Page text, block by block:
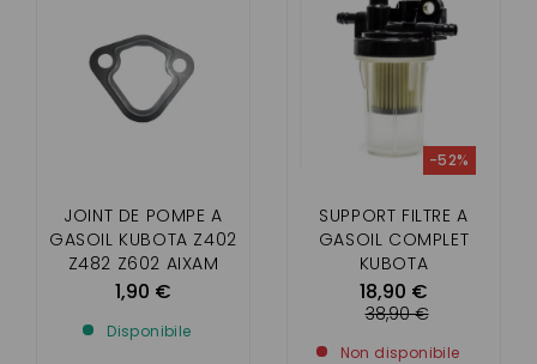
JOINT DE POMPE A
GASOIL KUBOTA Z402
Z482 Z602 AIXAM
1,90 €
Disponibile
SUPPORT FILTRE A
GASOIL COMPLET
KUBOTA
,Z402,Z482,Z602
AIXAM
18,90 €
-52%
38,90 €
Non disponibile